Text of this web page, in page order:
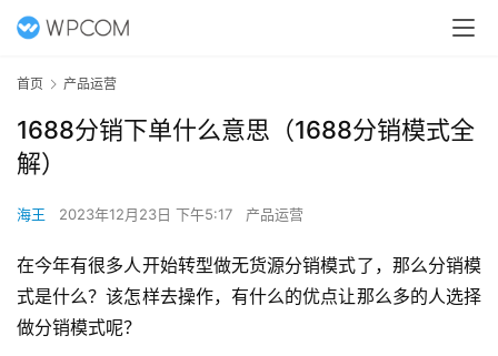
首页 产品运营
1688分销下单什么意思（1688分销模式全
解）
海王 2023年12月23日 下午5:17 产品运营
在今年有很多人开始转型做无货源分销模式了，那么分销模
式是什么？该怎样去操作，有什么的优点让那么多的人选择
做分销模式呢？